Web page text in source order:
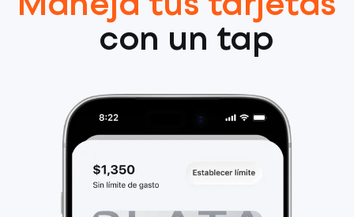
Maneja tus tarjetas
con un tap